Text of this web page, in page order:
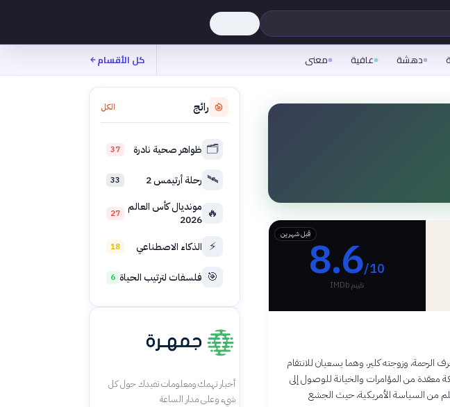
دهشة عافية معنى كل الأقسام
قبل شهرين8.6/10
تقييم IMDb
وزوجته كلير، وهما يسعيان للانتقام
من المؤامرات والخيانة للوصول إلى
من السياسة الأمريكية، حيث الجشع
رائج الكل
🗂️ ظواهر صحية نادرة 37
🛰️ رحلة أرتيمس 2 33
🔥 مونديال كأس العالم
2026
27
⚡ الذكاء الاصطناعي 18
🎯 فلسفات لترتيب الحياة 6
أخبار تهمك ومعلومات تفيدك حول كل
شيء وعلى مدار الساعة